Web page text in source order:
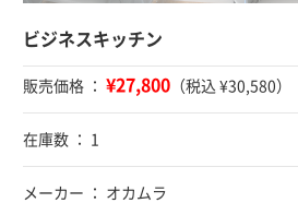
ビジネスキッチン
販売価格 ： ¥27,800 （税込 ¥30,580）
在庫数 ： 1
メーカー ： オカムラ